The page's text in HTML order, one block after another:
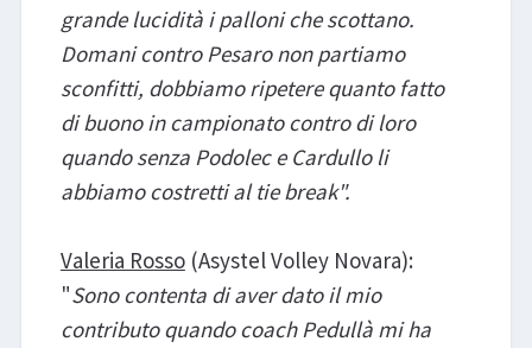
grande lucidità i palloni che scottano.
Domani contro Pesaro non partiamo
sconfitti, dobbiamo ripetere quanto fatto
di buono in campionato contro di loro
quando senza Podolec e Cardullo li
abbiamo costretti al tie break".
Valeria Rosso(Asystel Volley Novara):
"Sono contenta di aver dato il mio
contributo quando coach Pedullà mi ha